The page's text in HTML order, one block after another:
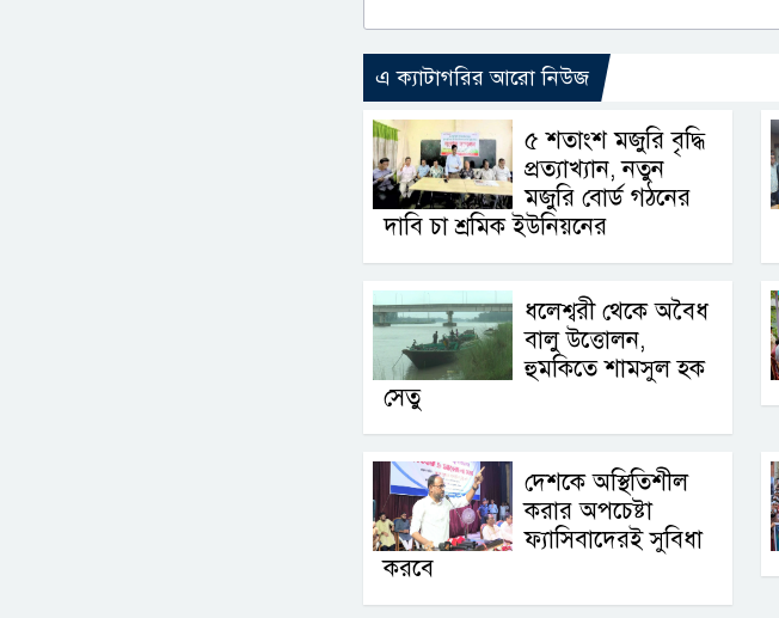
এ ক্যাটাগরির আরো নিউজ
৫ শতাংশ মজুরি বৃদ্ধি
প্রত্যাখ্যান, নতুন
মজুরি বোর্ড গঠনের
দাবি চা শ্রমিক ইউনিয়নের
ধলেশ্বরী থেকে অবৈধ
বালু উত্তোলন,
হুমকিতে শামসুল হক
সেতু
দেশকে অস্থিতিশীল
করার অপচেষ্টা
ফ্যাসিবাদেরই সুবিধা
করবে